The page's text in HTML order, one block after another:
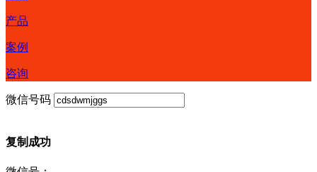
产品
案例
咨询
微信号码
复制成功